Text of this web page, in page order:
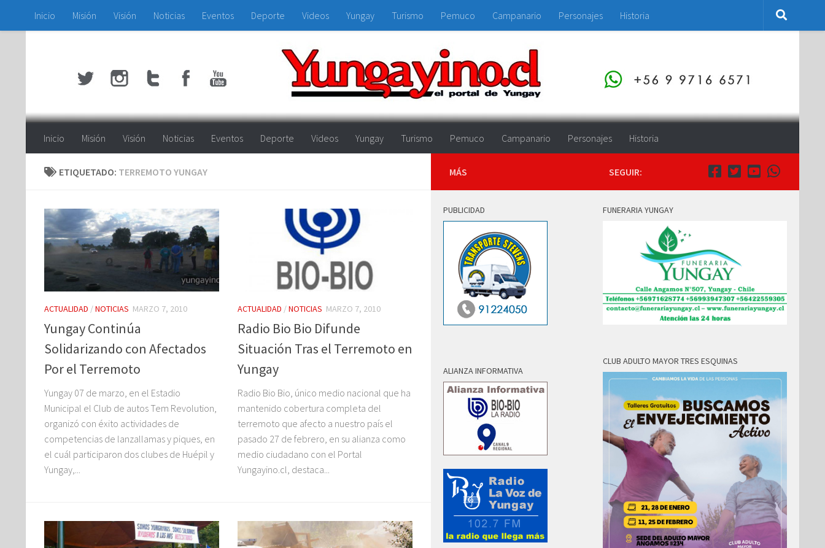
Saltar al contenido
Inicio Misión Visión Noticias Eventos Deporte Videos Yungay Turismo Pemuco Campanario Personajes Historia
Inicio Misión Visión Noticias Eventos Deporte Videos Yungay Turismo Pemuco Campanario Personajes Historia
ETIQUETADO: TERREMOTO YUNGAY
ACTUALIDAD /NOTICIAS MARZO 7, 2010
Yungay Continúa
Solidarizando con Afectados
Por el Terremoto
Yungay 07 de marzo, en el Estadio
Municipal el Club de autos Tem Revolution,
organizó con éxito actividades de
competencias de lanzallamas y piques, en
el cuál participaron dos clubes de Huépil y
Yungay,...
ACTUALIDAD /NOTICIAS MARZO 7, 2010
Radio Bio Bio Difunde
Situación Tras el Terremoto en
Yungay
Radio Bio Bio, único medio nacional que ha
mantenido cobertura completa del
terremoto que afecto a nuestro país el
pasado 27 de febrero, en su alianza como
medio ciudadano con el Portal
Yungayino.cl, destaca...
SEGUIR:
FUNERARIA YUNGAY
CLUB ADULTO MAYOR TRES ESQUINAS
MÁS
PUBLICIDAD
ALIANZA INFORMATIVA